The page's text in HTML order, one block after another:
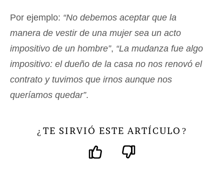
Por ejemplo: “No debemos aceptar que la
manera de vestir de una mujer sea un acto
impositivo de un hombre”, “La mudanza fue algo
impositivo: el dueño de la casa no nos renovó el
contrato y tuvimos que irnos aunque nos
queríamos quedar”.
¿ TE SIRVIÓ ESTE ARTÍCULO ?